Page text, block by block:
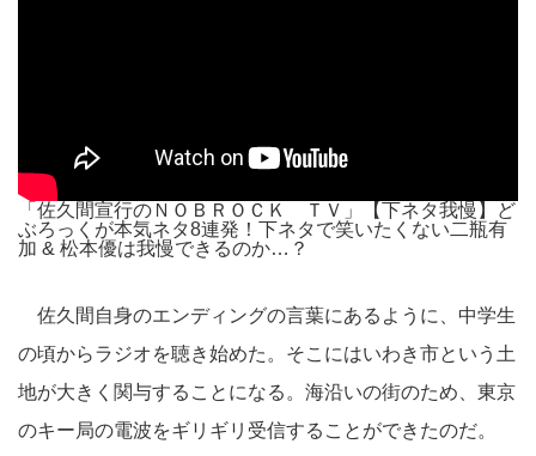
「佐久間宣行のＮＯＢＲＯＣＫ ＴＶ」【下ネタ我慢】ど
ぶろっくが本気ネタ8連発！下ネタで笑いたくない二瓶有
加 & 松本優は我慢できるのか…？
佐久間自身のエンディングの言葉にあるように、中学生
の頃からラジオを聴き始めた。そこにはいわき市という土
地が大きく関与することになる。海沿いの街のため、東京
のキー局の電波をギリギリ受信することができたのだ。